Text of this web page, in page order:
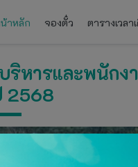
าหลัก จองตั๋ว ตารางเวลา
หารและพนักงา
2568